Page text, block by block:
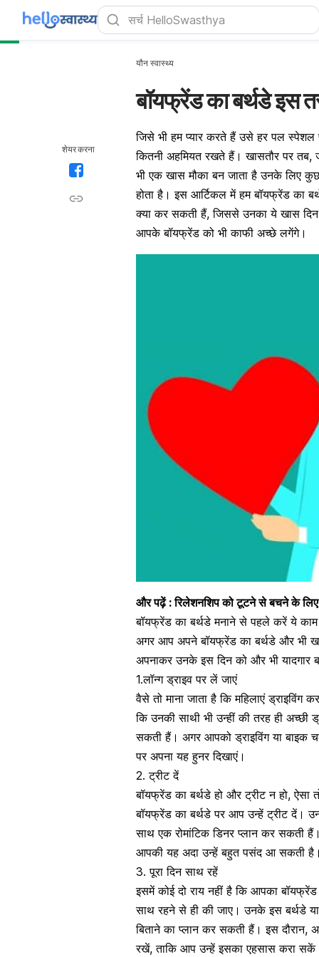
शेयर करना
यौन स्वास्थ्य
बॉयफ्रेंड का बर्थडे इस
जिसे भी हम प्यार करते हैं उसे हर पल स्पेशल
कितनी अहमियत रखते हैं। खासतौर पर तब,
भी एक खास मौका बन जाता है उनके लिए
होता है। इस आर्टिकल में हम बॉयफ्रेंड का
क्या कर सकती हैं, जिससे उनका ये खास
आपकेबॉयफ्रेंड को भी काफी अच्छे लगेंगे।
और पढ़ें :रिलेशनशिप को टूटने से बचने के
बॉयफ्रेंड का बर्थडे मनाने से पहले करें ये काम
अगर आप अपनेबॉयफ्रेंड का बर्थडे और भी
अपनाकर उनके इस दिन को और भी यादगार
1.लॉन्ग ड्राइव पर लें जाएं
वैसे तो माना जाता है कि महिलाएंड्राइविंग
कि उनकी साथी भी उन्हीं की तरह ही अच्छी
सकती हैं। अगर आपको ड्राइविंग या बाइक
पर अपना यह हुनर दिखाएं।
2. ट्रीट दें
बॉयफ्रेंड का बर्थडे हो और ट्रीट न हो, ऐसा
बॉयफ्रेंड का बर्थडे पर आप उन्हें ट्रीट दें।
साथ एकरोमांटिकडिनर प्लान कर सकती
आपकी यह अदा उन्हें बहुत पसंद आ सकती
3. पूरा दिन साथ रहें
इसमें कोई दो राय नहीं है कि आपका
साथ रहने से ही की जाए। उनके इस बर्थडे
बिताने का प्लान कर सकती हैं। इस
रखें, ताकि आप उन्हें इसका एहसास करा सकें